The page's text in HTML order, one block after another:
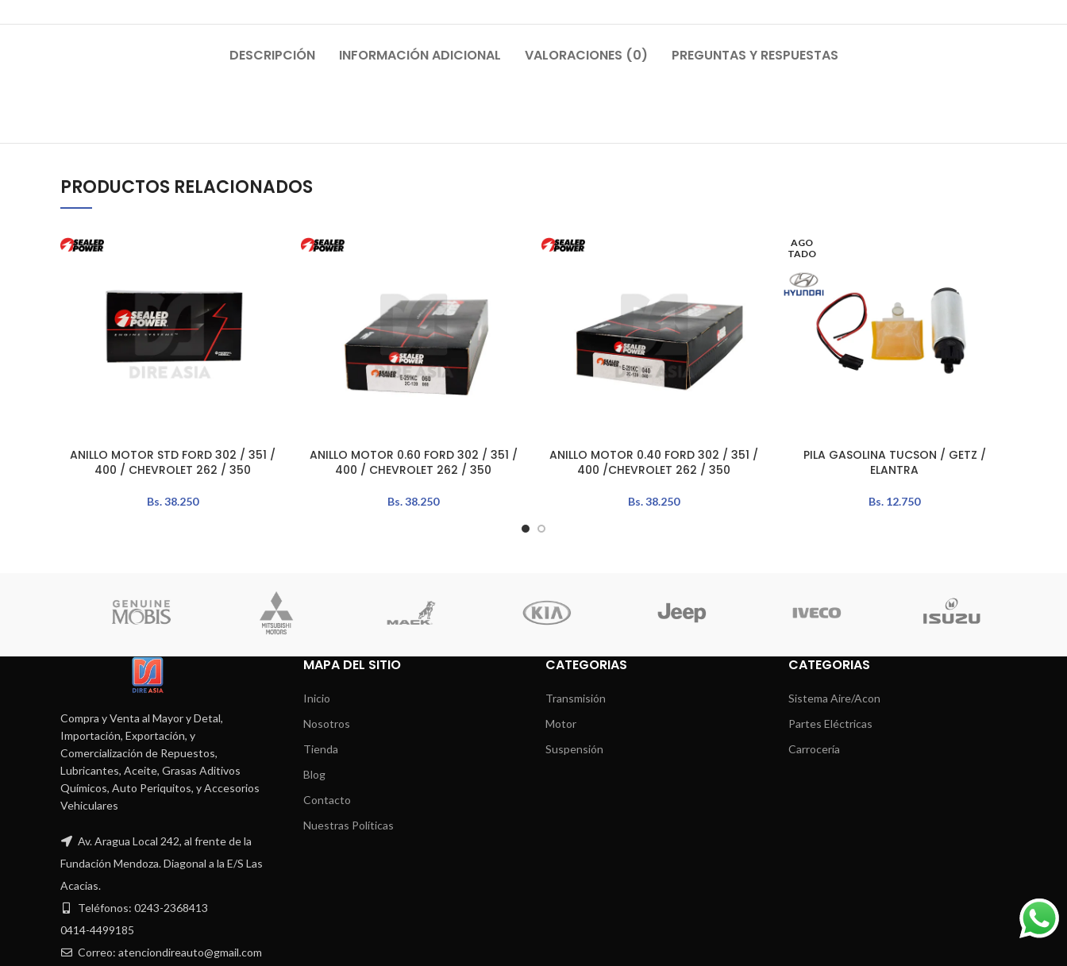
DESCRIPCIÓN INFORMACIÓN ADICIONAL VALORACIONES (0) PREGUNTAS Y RESPUESTAS
PRODUCTOS RELACIONADOS
AÑADIR AL CARRITO
ANILLO MOTOR STD FORD 302 / 351 /
400 / CHEVROLET 262 / 350
Bs.38.250
AÑADIR AL CARRITO
ANILLO MOTOR 0.60 FORD 302 / 351 /
400 / CHEVROLET 262 / 350
Bs.38.250
AÑADIR AL CARRITO
ANILLO MOTOR 0.40 FORD 302 / 351 /
400 /CHEVROLET 262 / 350
Bs.38.250
AGO
TADO
LEER MÁS
PILA GASOLINA TUCSON / GETZ /
ELANTRA
Bs. 12.750
Compra y Venta al Mayor y Detal,
Importación, Exportación, y
Comercialización de Repuestos,
Lubricantes, Aceite, Grasas Aditivos
Químicos, Auto Periquitos, y Accesorios
Vehiculares
Av. Aragua Local 242, al frente de la
Fundación Mendoza. Diagonal a la E/S Las
Acacias.
Teléfonos: 0243-2368413
0414-4499185
Correo: atenciondireauto@gmail.com
MAPA DEL SITIO
Inicio
Nosotros
Tienda
Blog
Contacto
Nuestras Políticas
CATEGORIAS
Transmisión
Motor
Suspensión
CATEGORIAS
Sistema Aire/Acon
Partes Eléctricas
Carrocería